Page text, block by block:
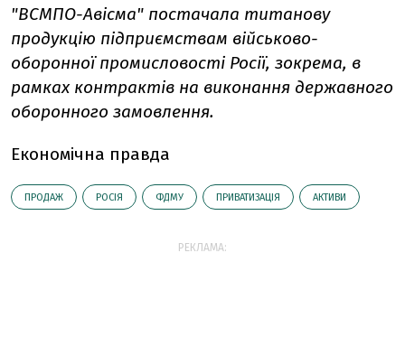
"ВСМПО-Авісма" постачала титанову
продукцію підприємствам військово-
оборонної промисловості Росії, зокрема, в
рамках контрактів на виконання державного
оборонного замовлення.
Економічна правда
ПРОДАЖ РОСІЯ ФДМУ ПРИВАТИЗАЦІЯ АКТИВИ
РЕКЛАМА: